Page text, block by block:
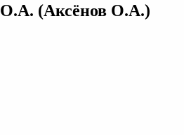
(Аксёнов О.А.)